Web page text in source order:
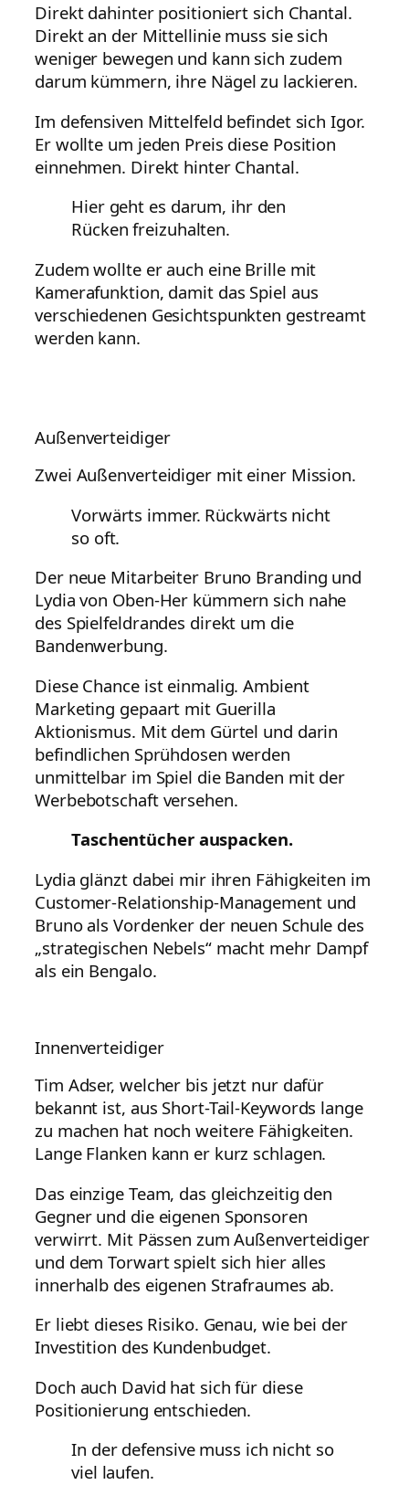
Direkt dahinter positioniert sich Chantal.
Direkt an der Mittellinie muss sie sich
weniger bewegen und kann sich zudem
darum kümmern, ihre Nägel zu lackieren.
Im defensiven Mittelfeld befindet sich Igor.
Er wollte um jeden Preis diese Position
einnehmen. Direkt hinter Chantal.
Hier geht es darum, ihr den
Rücken freizuhalten.
Zudem wollte er auch eine Brille mit
Kamerafunktion, damit das Spiel aus
verschiedenen Gesichtspunkten gestreamt
werden kann.
Außenverteidiger
Zwei Außenverteidiger mit einer Mission.
Vorwärts immer. Rückwärts nicht
so oft.
Der neue Mitarbeiter Bruno Branding und
Lydia von Oben-Her kümmern sich nahe
des Spielfeldrandes direkt um die
Bandenwerbung.
Diese Chance ist einmalig. Ambient
Marketing gepaart mit Guerilla
Aktionismus. Mit dem Gürtel und darin
befindlichen Sprühdosen werden
unmittelbar im Spiel die Banden mit der
Werbebotschaft versehen.
Taschentücher auspacken.
Lydia glänzt dabei mir ihren Fähigkeiten im
Customer-Relationship-Management und
Bruno als Vordenker der neuen Schule des
„strategischen Nebels“ macht mehr Dampf
als ein Bengalo.
Innenverteidiger
Tim Adser, welcher bis jetzt nur dafür
bekannt ist, aus Short-Tail-Keywords lange
zu machen hat noch weitere Fähigkeiten.
Lange Flanken kann er kurz schlagen.
Das einzige Team, das gleichzeitig den
Gegner und die eigenen Sponsoren
verwirrt. Mit Pässen zum Außenverteidiger
und dem Torwart spielt sich hier alles
innerhalb des eigenen Strafraumes ab.
Er liebt dieses Risiko. Genau, wie bei der
Investition des Kundenbudget.
Doch auch David hat sich für diese
Positionierung entschieden.
In der defensive muss ich nicht so
viel laufen.